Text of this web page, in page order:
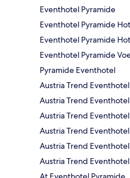
Eventhotel Pyramide
Eventhotel Pyramide
Eventhotel Pyramide
Eventhotel Pyramide
Pyramide Eventhotel
Austria Trend
Austria Trend
Austria Trend
Austria Trend
Austria Trend
Austria Trend